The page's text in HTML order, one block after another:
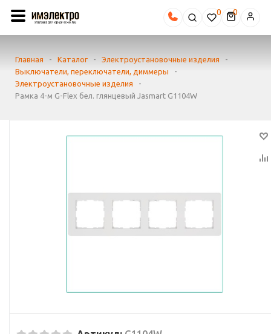
0
Главная - Каталог - Электроустановочные изделия
-
Выключатели, переключатели, диммеры
-
Электроустановочные изделия
-
Рамка 4-м G-Flex бел. глянцевый Jasmart G1104W